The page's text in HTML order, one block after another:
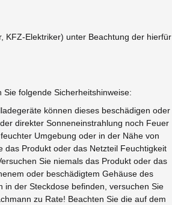
KFZ-Elektriker) unter Beachtung der hierfür
folgende Sicherheitshinweise:
können dieses beschädigen oder
direkter Sonneneinstrahlung noch Feuer
Umgebung oder in der Nähe von
das Produkt oder das Netzteil Feuchtigkeit
Sie niemals das Produkt oder das
oder beschädigtem Gehäuse des
in der Steckdose befinden, versuchen Sie
zu Rate! Beachten Sie die auf dem